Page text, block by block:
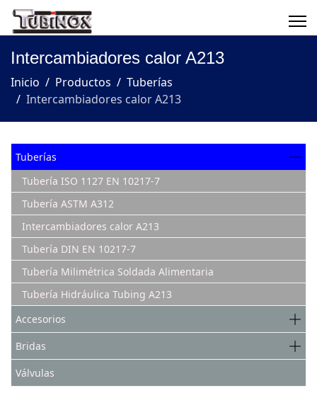
Intercambiadores calor A213
Inicio Productos
Tuberías
Intercambiadores calor A213
Tuberías
Tubería ISO 1127 EN 10217-7
Tubería ASTM A312
Intercambiadores calor A213
Tubería DIN EN 10217-7
Tubería Milimétrica Soldada Alimentaria
Tubería Hidráulica Tubing A213
Accesorios
Bridas
Válvulas